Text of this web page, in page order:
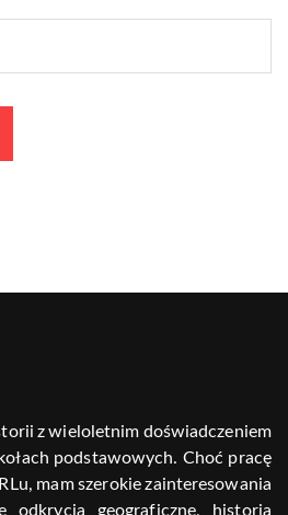
z wieloletnim doświadczeniem
podstawowych. Choć pracę
mam szerokie zainteresowania
odkrycia geograficzne, historia